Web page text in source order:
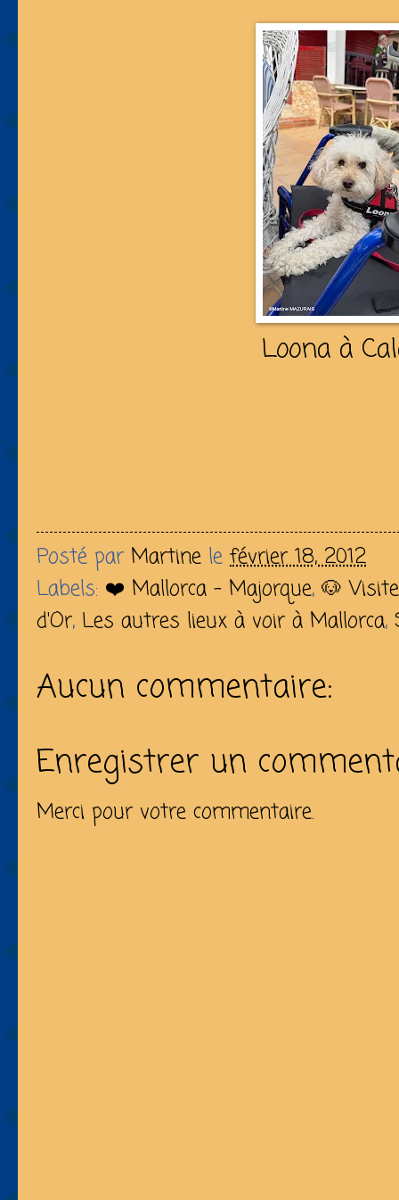
Loona à
Posté par Martine le février 18, 2012
Labels: ❤️ Mallorca - Majorque, 🐶
d'Or, Les autres lieux à voir à Mallorca,
Aucun commentaire:
Enregistrer un
Merci pour votre commentaire.